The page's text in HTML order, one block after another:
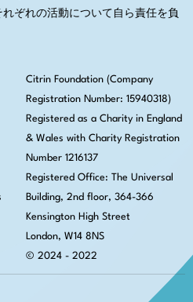
ぞれの活動について自ら責任を負
Citrin Foundation (Company
Registration Number: 15940318)
Registered as a Charity in England
& Wales with Charity Registration
Number 1216137
Registered Office: The Universal
Building, 2nd floor, 364-366
Kensington High Street
London, W14 8NS
© 2024 - 2022